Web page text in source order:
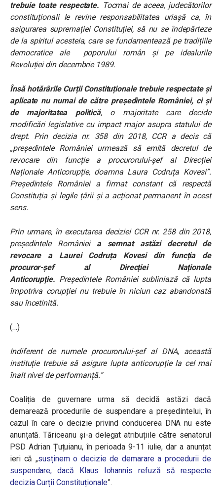
trebuie toate respectate. Tocmai de aceea, judecătorilor
constituționali le revine responsabilitatea uriașă ca, în
asigurarea supremației Constituției, să nu se îndepărteze
de la spiritul acesteia, care se fundamentează pe tradițiile
democratice ale poporului român și pe idealurile
Revoluției din decembrie 1989.
Însă hotărârile Curții Constituționale trebuie respectate și
aplicate nu numai de către președintele României, ci și
de majoritatea politică, o majoritate care decide
modificări legislative cu impact major asupra statului de
drept. Prin decizia nr. 358 din 2018, CCR a decis că
„președintele României urmează să emită decretul de
revocare din funcție a procurorului-șef al Direcției
Naționale Anticorupție, doamna Laura Codruța Kovesi”.
Președintele României a firmat constant că respectă
Constituția și legile țării și a acționat permanent în acest
sens.
Prin urmare, în executarea deciziei CCR nr. 258 din 2018,
președintele României a semnat astăzi decretul de
revocare a Laurei Codruța Kovesi din funcția de
procuror-șef al Direcției Naționale
Anticorupție. Președintele României subliniază că lupta
împotriva corupției nu trebuie în niciun caz abandonată
sau încetinită.
(…)
Indiferent de numele procurorului-șef al DNA, această
instituție trebuie să asigure lupta anticorupție la cel mai
înalt nivel de performanță.”
Coaliția de guvernare urma să decidă astăzi dacă
demarează procedurile de suspendare a preşedintelui, în
cazul în care o decizie privind conducerea DNA nu este
anunțată. Tăriceanu și-a delegat atribuțiile către senatorul
PSD Adrian Țuțuianu, în perioada 9-11 iulie, dar a anunțat
ieri că „susținem o decizie de demarare a procedurii de
suspendare, dacă Klaus Iohannis refuză să respecte
decizia Curții Constituționale”.